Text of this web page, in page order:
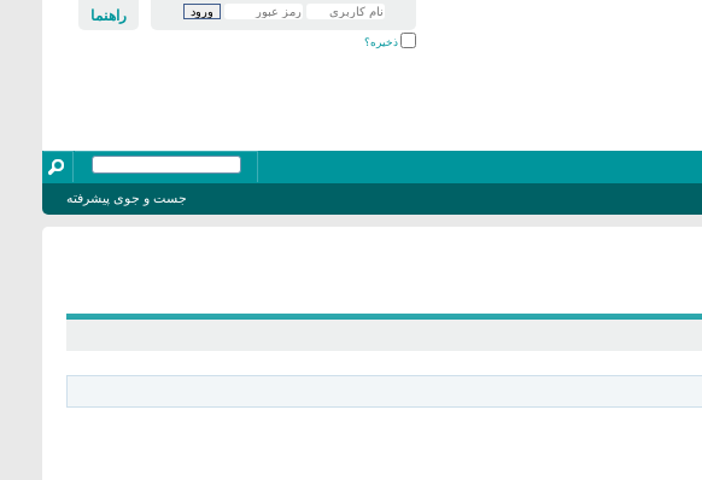
راهنما
ذخیره؟
جست و جوی پیشرفته